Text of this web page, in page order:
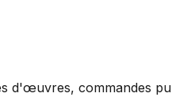
d'œuvres, commandes